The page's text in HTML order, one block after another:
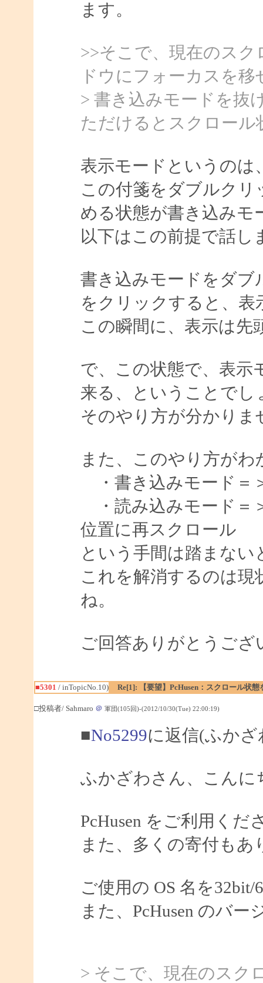
ます。
>>そこで、現在のス
ドウにフォーカスを
> 書き込みモードを抜
ただけるとスクロール
表示モードというのは
この付箋をダブルク
める状態が書き込みモ
以下はこの前提で話し
書き込みモードをダブ
をクリックすると、
この瞬間に、表示は先
で、この状態で、表示
来る、ということでし
そのやり方が分かりま
また、このやり方が
・書き込みモード＝
・読み込みモード＝
位置に再スクロール
という手間は踏まな
これを解消するのは
ね。
ご回答ありがとうござ
■5301 / inTopicNo.10) Re[1]: 【要望】PcHusen：スクロール状態
□投稿者/ Sahmaro ＠ 軍団(105回)-(2012/10/30(Tue) 22:00:19)
■No5299に返信(ふか
ふかざわさん、こんに
PcHusen をご利用く
また、多くの寄付も
ご使用の OS 名を
また、PcHusen のバ
> そこで、現在のスク